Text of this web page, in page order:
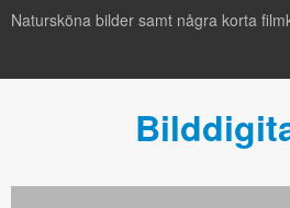
Natursköna bilder samt några korta